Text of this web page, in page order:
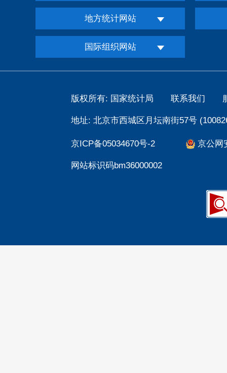
地方统计网站
国际组织网站
版权所有: 国家统计局 联系我们
地址: 北京市西城区月坛南街57号
京ICP备05034670号-2 京公网
网站标识码bm36000002